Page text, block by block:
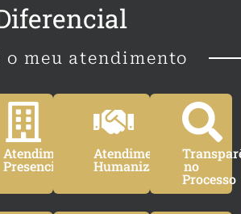
o meu atendimento
Atendimento
Presencial
Atendimento
Humanizado no
Processo